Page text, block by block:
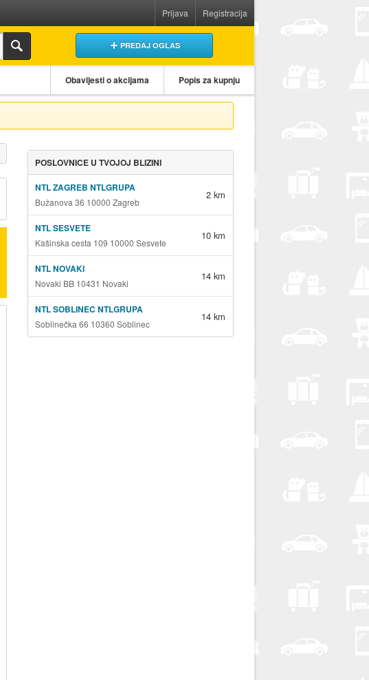
Prijava Registracija
PREDAJ OGLAS
Obavijesti o akcijama Popis za kupnju
POSLOVNICE U TVOJOJ BLIZINI
NTL ZAGREB NTLGRUPA
Bužanova 36 10000 Zagreb
2 km
NTL SESVETE
Kašinska cesta 109 10000 Sesvete
10 km
NTL NOVAKI
Novaki BB 10431 Novaki
14 km
NTL SOBLINEC NTLGRUPA
Soblinečka 66 10360 Soblinec
14 km